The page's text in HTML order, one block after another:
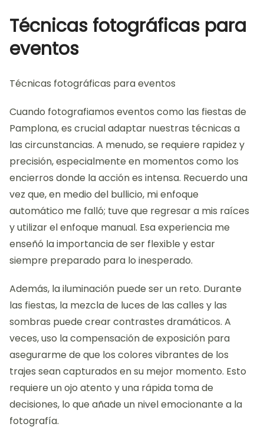
Técnicas fotográficas para
eventos
Técnicas fotográficas para eventos
Cuando fotografiamos eventos como las fiestas de
Pamplona, es crucial adaptar nuestras técnicas a
las circunstancias. A menudo, se requiere rapidez y
precisión, especialmente en momentos como los
encierros donde la acción es intensa. Recuerdo una
vez que, en medio del bullicio, mi enfoque
automático me falló; tuve que regresar a mis raíces
y utilizar el enfoque manual. Esa experiencia me
enseñó la importancia de ser flexible y estar
siempre preparado para lo inesperado.
Además, la iluminación puede ser un reto. Durante
las fiestas, la mezcla de luces de las calles y las
sombras puede crear contrastes dramáticos. A
veces, uso la compensación de exposición para
asegurarme de que los colores vibrantes de los
trajes sean capturados en su mejor momento. Esto
requiere un ojo atento y una rápida toma de
decisiones, lo que añade un nivel emocionante a la
fotografía.